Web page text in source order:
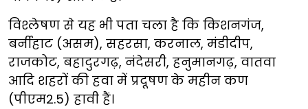
विश्लेषण से यह भी पता चला है कि किशनगंज,
बर्नीहाट (असम), सहरसा, करनाल, मंडीदीप,
राजकोट, बहादुरगढ़, नंदेसरी, हनुमानगढ़, वातवा
आदि शहरों की हवा में प्रदूषण के महीन कण
(पीएम2.5) हावी हैं।